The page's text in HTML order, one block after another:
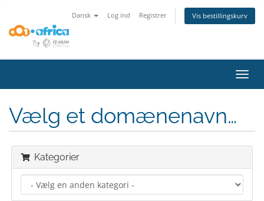
Dansk Log ind Registrer Vis bestillingskurv
Skift
Vælg et domænenavn…
Kategorier